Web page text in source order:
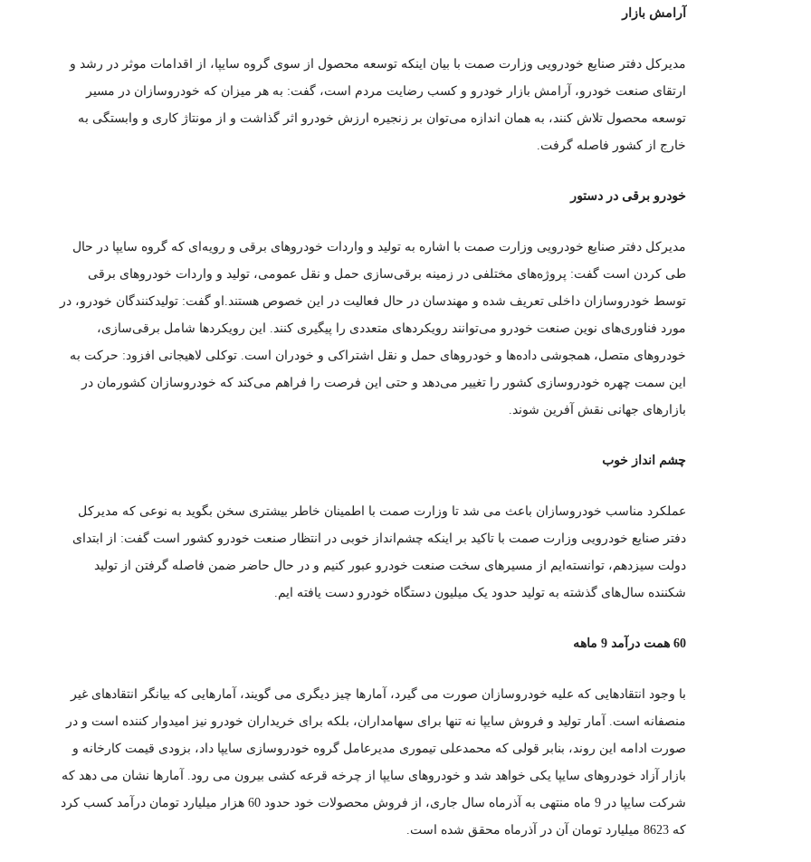
آرامش بازار
مدیرکل دفتر صنایع خودرویی وزارت صمت با بیان اینکه توسعه محصول از سوی گروه سایپا،‌ از اقدامات موثر در رشد و
ارتقای صنعت خودرو، آرامش بازار خودرو و کسب رضایت مردم است،‌ گفت: به هر میزان که خودروسازان در مسیر
توسعه محصول تلاش کنند، به همان اندازه می‌توان بر زنجیره ارزش خودرو اثر گذاشت و از مونتاژ کاری و وابستگی به
خارج از کشور فاصله گرفت.
خودرو برقی در دستور
مدیرکل دفتر صنایع خودرویی وزارت صمت با اشاره به تولید و واردات خودروهای برقی و رویه‌ای که گروه سایپا در حال
طی کردن است گفت: پروژه‌های مختلفی در زمینه برقی‌سازی حمل و نقل عمومی، تولید و واردات خودروهای برقی
توسط خودروسازان داخلی تعریف شده و مهندسان در حال فعالیت در این خصوص هستند.او گفت: تولیدکنندگان خودرو، در
مورد فناوری‌های نوین صنعت خودرو می‌توانند رویکردهای متعددی را پیگیری کنند. این رویکردها شامل ‌برقی‌سازی،
خودروهای متصل، همجوشی داده‌ها و خودروهای حمل و نقل اشتراکی و خودران است. توکلی لاهیجانی افزود: حرکت به
این سمت چهره خودروسازی کشور را تغییر می‌دهد و حتی این فرصت را فراهم می‌کند که خودروسازان کشورمان در
بازارهای جهانی نقش آفرین شوند.
چشم انداز خوب
عملکرد مناسب خودروسازان باعث می شد تا وزارت صمت با اطمینان خاطر بیشتری سخن بگوید به نوعی که مدیرکل
دفتر صنایع خودرویی وزارت صمت با تاکید بر اینکه چشم‌انداز خوبی در انتظار صنعت خودرو کشور است گفت: از ابتدای
دولت سیزدهم، ‌توانسته‌ایم از مسیرهای سخت صنعت خودرو عبور کنیم و در حال حاضر ضمن فاصله گرفتن از تولید
شکننده سال‌های گذشته به تولید حدود یک میلیون دستگاه خودرو دست یافته ایم.
60 همت درآمد 9 ماهه
با وجود انتقادهایی که علیه خودروسازان صورت می گیرد، آمارها چیز دیگری می گویند، آمارهایی که بیانگر انتقادهای غیر
منصفانه است. آمار تولید و فروش سایپا نه تنها برای سهامداران، بلکه برای خریداران خودرو نیز امیدوار کننده است و در
صورت ادامه این روند، بنابر قولی که محمدعلی تیموری مدیرعامل گروه خودروسازی سایپا داد، بزودی قیمت کارخانه و
بازار آزاد خودروهای سایپا یکی خواهد شد و خودروهای سایپا از چرخه قرعه کشی بیرون می رود. آمارها نشان می دهد که
شرکت سایپا در 9 ماه منتهی به آذرماه سال جاری، از فروش محصولات خود حدود 60 هزار میلیارد تومان درآمد کسب کرد
که 8623 میلیارد تومان آن در آذرماه محقق شده است.